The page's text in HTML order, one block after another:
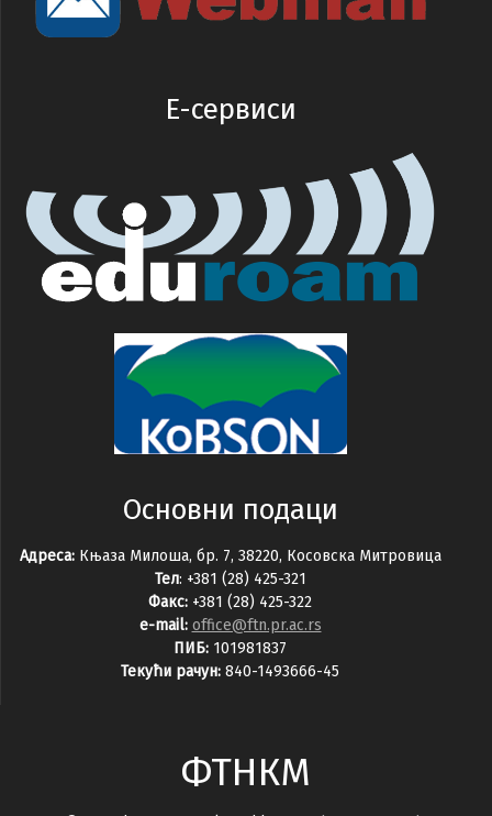
E-сервиси
Основни подаци
Адреса: Књаза Милоша, бр. 7, 38220, Косовска Митровица
Тел: +381 (28) 425-321
Факс: +381 (28) 425-322
e-mail: office@ftn.pr.ac.rs
ПИБ: 101981837
Текући рачун: 840-1493666-45
ФТНКМ